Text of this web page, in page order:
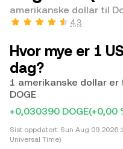
amerikanske dollar til
4,3
Hvor mye er 1
dag?
1 amerikanske dollar
DOGE
+0,030390 DOGE(+0,00
Sist oppdatert: Sun Aug 09 2026
Universal Time)